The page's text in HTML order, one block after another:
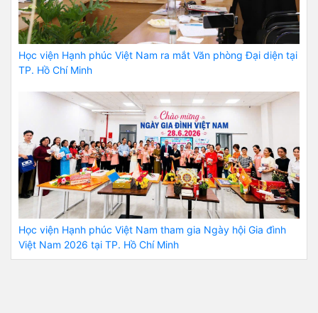
Học viện Hạnh phúc Việt Nam ra mắt Văn phòng Đại diện tại
TP. Hồ Chí Minh
Học viện Hạnh phúc Việt Nam tham gia Ngày hội Gia đình
Việt Nam 2026 tại TP. Hồ Chí Minh